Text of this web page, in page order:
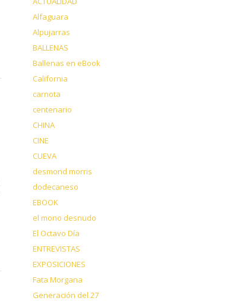
Alfaguara
Alpujarras
BALLENAS
Ballenas en eBook
California
carnota
centenario
CHINA
CINE
CUEVA
desmond morris
dodecaneso
EBOOK
el mono desnudo
El Octavo Día
ENTREVISTAS
EXPOSICIONES
Fata Morgana
Generación del 27